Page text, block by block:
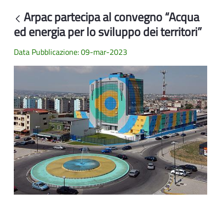
Indietro
Arpac partecipa al convegno “Acqua
ed energia per lo sviluppo dei territori”
Data Pubblicazione: 09-mar-2023